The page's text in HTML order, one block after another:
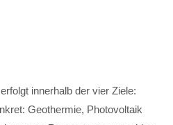
innerhalb der vier Ziele:
Geothermie, Photovoltaik